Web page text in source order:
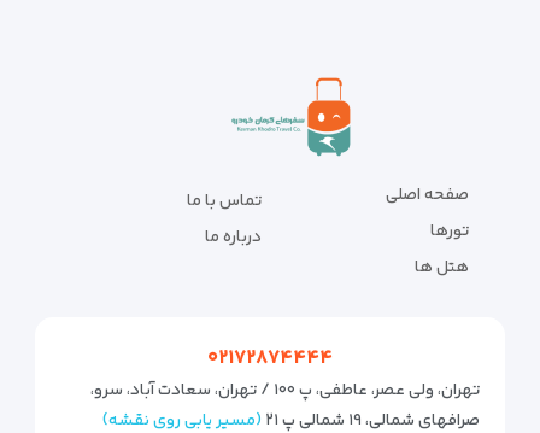
صفحه اصلی
تورها
هتل ها
تماس با ما
درباره ما
۰۲۱۷۲۸۷۴۴۴۴
تهران، ولی عصر، عاطفی، پ ۱۰۰ / تهران، سعادت آباد، سرو،
صرافهای شمالی، ۱۹ شمالی پ ۲۱
(مسیر یابی روی نقشه)